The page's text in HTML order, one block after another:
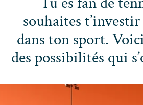
souhaites
dans ton sport.
des possibilités qui